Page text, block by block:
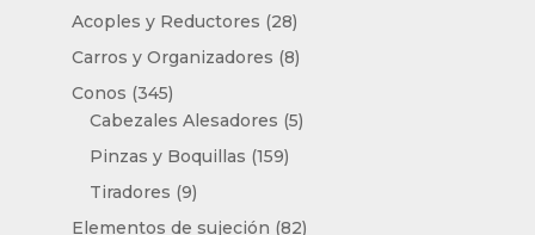
productos
Acoples y Reductores 2828
productos
Carros y Organizadores 88
Conos 345345
productos
Cabezales Alesadores 55
Pinzas y Boquillas 159159
Tiradores 99
productos
Elementos de sujeción 8282